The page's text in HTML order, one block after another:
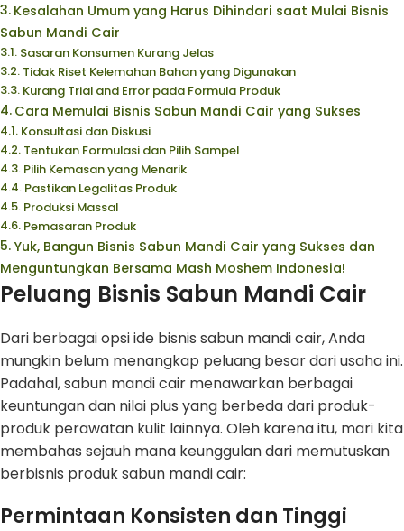
Kesalahan Umum yang Harus Dihindari saat Mulai Bisnis
Sabun Mandi Cair
Sasaran Konsumen Kurang Jelas
Tidak Riset Kelemahan Bahan yang Digunakan
Kurang Trial and Error pada Formula Produk
Cara Memulai Bisnis Sabun Mandi Cair yang Sukses
Konsultasi dan Diskusi
Tentukan Formulasi dan Pilih Sampel
Pilih Kemasan yang Menarik
Pastikan Legalitas Produk
Produksi Massal
Pemasaran Produk
Yuk, Bangun Bisnis Sabun Mandi Cair yang Sukses dan
Menguntungkan Bersama Mash Moshem Indonesia!
Peluang Bisnis Sabun Mandi Cair
Dari berbagai opsi ide bisnis sabun mandi cair, Anda
mungkin belum menangkap peluang besar dari usaha ini.
Padahal, sabun mandi cair menawarkan berbagai
keuntungan dan nilai plus yang berbeda dari produk-
produk perawatan kulit lainnya. Oleh karena itu, mari kita
membahas sejauh mana keunggulan dari memutuskan
berbisnis produk sabun mandi cair:
Permintaan Konsisten dan Tinggi